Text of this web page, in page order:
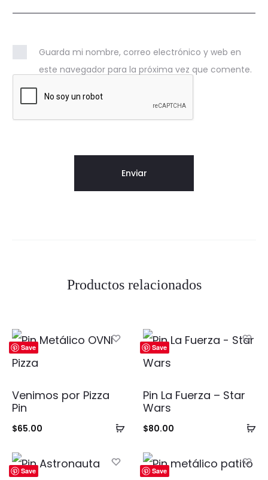
Guarda mi nombre, correo electrónico y web en
este navegador para la próxima vez que comente.
Productos relacionados
Save
Añadir
carrito
Venimos por Pizza
Pin
$65.00
Save
Pin La Fuerza – Star
Wars
$80.00
Save Save